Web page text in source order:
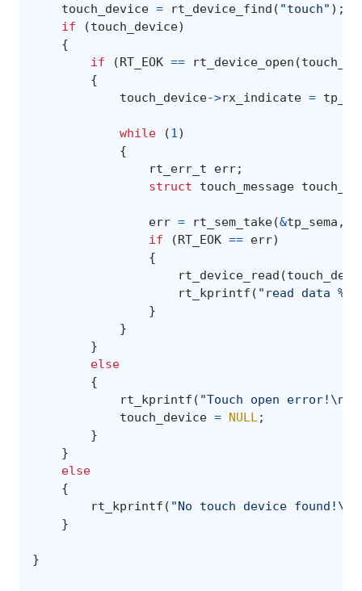
touch_device = rt_device_find ( "touch" );
if
(touch_device)
{
if
(RT_EOK == rt_device_open (
{
touch_device->rx_indicate =
while (1)
{
rt_err_t
err;
struct
touch_message
err = rt_sem_take(&tp_sema ,
if
(RT_EOK == err)
{
rt_device_read (
rt_kprintf ( "read data %d,
}
}
}
else
{
rt_kprintf ( "Touch open error! \n
touch_device = NULL;
}
}
else
{
rt_kprintf ( "No touch device found! \n
}
}